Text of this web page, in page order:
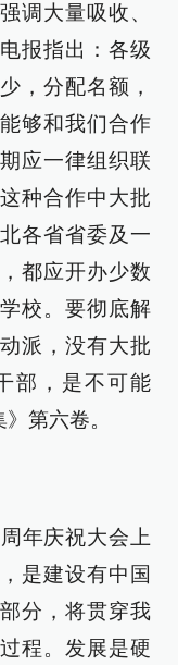
调大量吸收、
报指出：各级
，分配名额，
够和我们合作
应一律组织联
种合作中大批
各省省委及一
都应开办少数
校。要彻底解
派，没有大批
部，是不可能
第六卷。
年庆祝大会上
是建设有中国
分，将贯穿我
程。发展是硬